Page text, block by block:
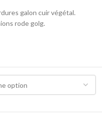
galon cuir végétal.
rode golg.